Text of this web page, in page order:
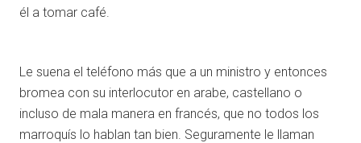
él a tomar café.
Le suena el teléfono más que a un ministro y entonces
bromea con su interlocutor en arabe, castellano o
incluso de mala manera en francés, que no todos los
marroquís lo hablan tan bien. Seguramente le llaman